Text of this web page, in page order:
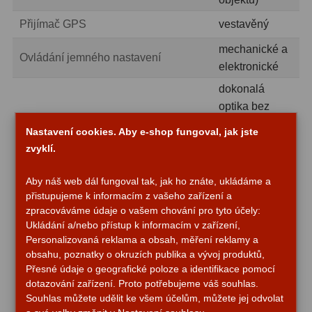
Fotografické montáže
Stativy a pilíře3
Motory a pohony13
Upínací prvky
Ostatní 27
Zrcátka a hranoly60
Diagonální zrcátka35
Diagonální hranoly7
Přijímač GPS vestavěný
Ovládání jemného nastavení
mechanické a
elektronické
dokonalá
optika bez
(Advanced
ACF)
diagonální
zrcadlo 1,25″
vládací panel:
vstup 12 V DC,
výstup 12 V
DC, napájení,
zaostřovač,
Nastavení cookies. Aby e-shop fungoval, jak jste
zvyklí.
Aby náš web dál fungoval tak, jak ho znáte, ukládáme a
přistupujeme k informacím z vašeho zařízení a
zpracováváme údaje o vašem chování pro tyto účely:
Ukládání a/nebo přístup k informacím v zařízení,
Personalizovaná reklama a obsah, měření reklamy a
obsahu, poznatky o okruzích publika a vývoj produktů,
Přesné údaje o geografické poloze a identifikace pomocí
dotazování zařízení. Proto potřebujeme váš souhlas.
Souhlas můžete udělit ke všem účelům, můžete jej odvolat